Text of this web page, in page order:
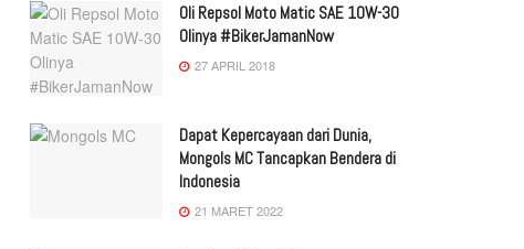
Oli Repsol Moto Matic SAE 10W-30
Olinya #BikerJamanNow
27 APRIL 2018
Dapat Kepercayaan dari Dunia,
Mongols MC Tancapkan Bendera di
Indonesia
21 MARET 2022